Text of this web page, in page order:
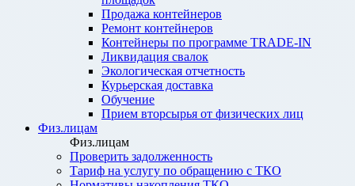
Продажа контейнеров
Ремонт контейнеров
Контейнеры по программе TRADE-IN
Ликвидация свалок
Экологическая отчетность
Курьерская доставка
Обучение
Прием вторсырья от физических лиц
Физ.лицам
Физ.лицам
Проверить задолженность
Тариф на услугу по обращению с ТКО